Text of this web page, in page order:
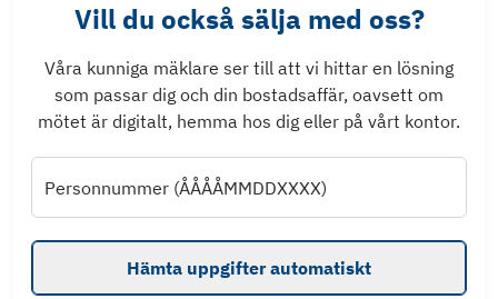
Vill du också sälja med oss?
Våra kunniga mäklare ser till att vi hittar en lösning
som passar dig och din bostadsaffär, oavsett om
mötet är digitalt, hemma hos dig eller på vårt kontor.
Personnummer (ÅÅÅÅMMDDXXXX)
Hämta uppgifter automatiskt